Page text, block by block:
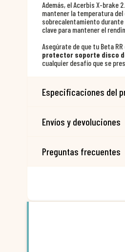
Además, el Acerbis X-brake
mantener la temperatura
sobrecalentamiento
clave para mantener el
Asegúrate de que tu Beta
protector soporte disco
cualquier desafío que se
Especificaciones del
Envíos y devoluciones
Preguntas frecuentes